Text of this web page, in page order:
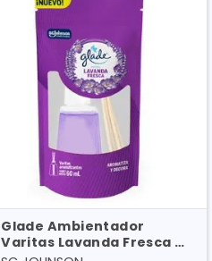
Glade Ambientador
Varitas Lavanda Fresca X